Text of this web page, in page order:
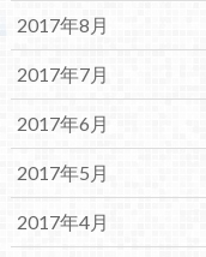
2017年8月
2017年7月
2017年6月
2017年5月
2017年4月